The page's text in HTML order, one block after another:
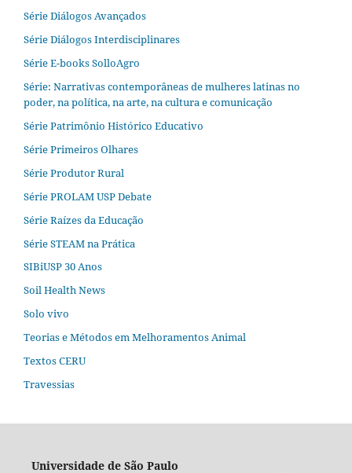
Série Diálogos Avançados
Série Diálogos Interdisciplinares
Série E-books SolloAgro
Série: Narrativas contemporâneas de mulheres latinas no
poder, na política, na arte, na cultura e comunicação
Série Patrimônio Histórico Educativo
Série Primeiros Olhares
Série Produtor Rural
Série PROLAM USP Debate
Série Raízes da Educação
Série STEAM na Prática
SIBiUSP 30 Anos
Soil Health News
Solo vivo
Teorias e Métodos em Melhoramentos Animal
Textos CERU
Travessias
Universidade de São Paulo